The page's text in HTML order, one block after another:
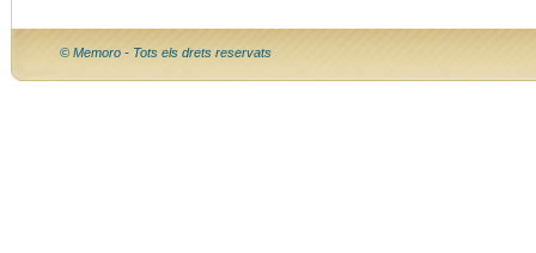
© Memoro - Tots els drets reservats